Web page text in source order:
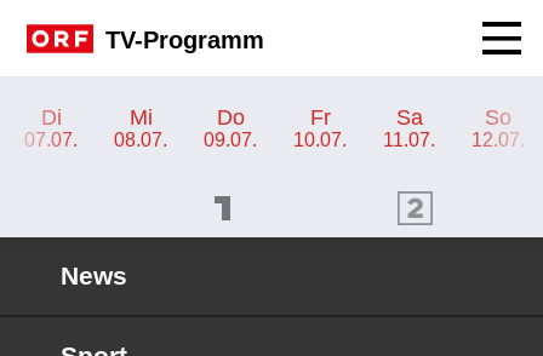
TV-Programm
Di
07.07.
Mi
08.07.
Do
09.07.
Fr
10.07.
Sa
11.07.
So
12.07.
ORF 2 Programm
News